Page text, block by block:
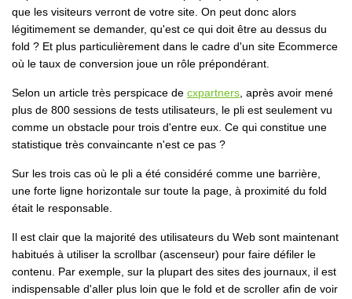
que les visiteurs verront de votre site. On peut donc alors
légitimement se demander, qu'est ce qui doit être au dessus du
fold ? Et plus particulièrement dans le cadre d'un site Ecommerce
où le taux de conversion joue un rôle prépondérant.
Selon un article très perspicace de cxpartners , après avoir mené
plus de 800 sessions de tests utilisateurs, le pli est seulement vu
comme un obstacle pour trois d'entre eux. Ce qui constitue une
statistique très convaincante n'est ce pas ?
Sur les trois cas où le pli a été considéré comme une barrière,
une forte ligne horizontale sur toute la page, à proximité du fold
était le responsable.
Il est clair que la majorité des utilisateurs du Web sont maintenant
habitués à utiliser la scrollbar (ascenseur) pour faire défiler le
contenu. Par exemple, sur la plupart des sites des journaux, il est
indispensable d'aller plus loin que le fold et de scroller afin de voir